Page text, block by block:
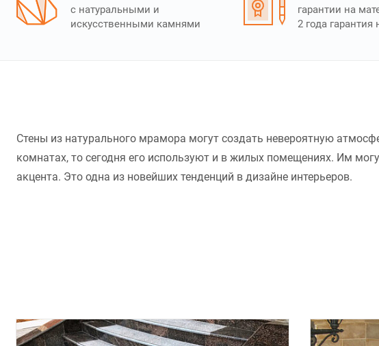
с натуральными и
искусственными камнями
гарантии на
2 года гарантия
Стены из натурального мрамора могут создать невероятную
комнатах, то сегодня его используют и в жилых помещениях. Им
акцента. Это одна из новейших тенденций в дизайне интерьеров.